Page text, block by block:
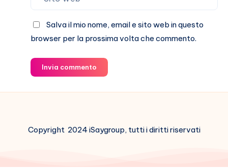
Salva il mio nome, email e sito web in questo
browser per la prossima volta che commento.
Invia commento
Copyright 2024 iSaygroup, tutti i diritti riservati